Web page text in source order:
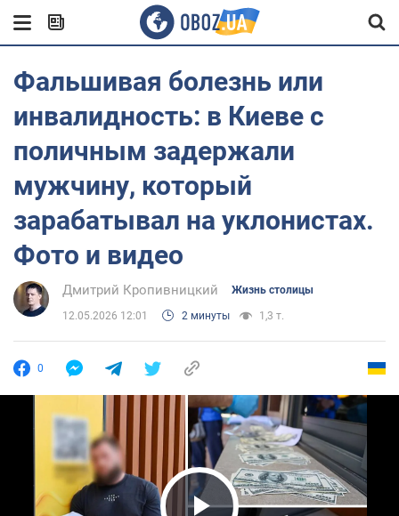
Фальшивая болезнь или
инвалидность: в Киеве с
поличным задержали
мужчину, который
зарабатывал на уклонистах.
Фото и видео
Дмитрий Кропивницкий Жизнь столицы
12.05.2026 12:01 2 минуты 1,3 т.
0